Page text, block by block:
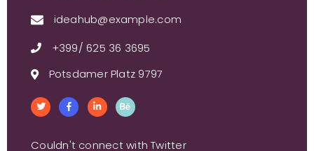
ideahub@example.com
+399/ 625 36 3695
Potsdamer Platz 9797
Couldn't connect with Twitter